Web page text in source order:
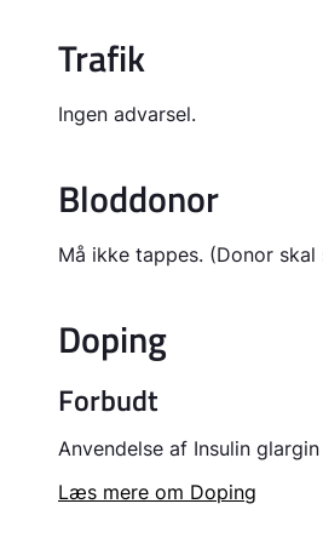
Trafik
Ingen advarsel.
Bloddonor
Må ikke tappes. (Donor
Doping
Forbudt
Anvendelse af Insulin
Læs mere om Doping